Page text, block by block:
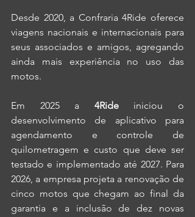
Desde 2020, a Confraria 4Ride oferece
viagens nacionais e internacionais para
seus associados e amigos, agregando
ainda mais experiência no uso das
motos.
Em 2025 a 4Ride iniciou o
desenvolvimento de aplicativo para
agendamento e controle de
quilometragem e custo que deve ser
testado e implementado até 2027. Para
2026, a empresa projeta a renovação de
cinco motos que chegam ao final da
garantia e a inclusão de dez novas